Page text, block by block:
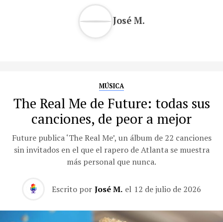
José M.
MÚSICA
The Real Me de Future: todas sus
canciones, de peor a mejor
Future publica ‘The Real Me’, un álbum de 22 canciones
sin invitados en el que el rapero de Atlanta se muestra
más personal que nunca.
Escrito por José M. el 12 de julio de 2026